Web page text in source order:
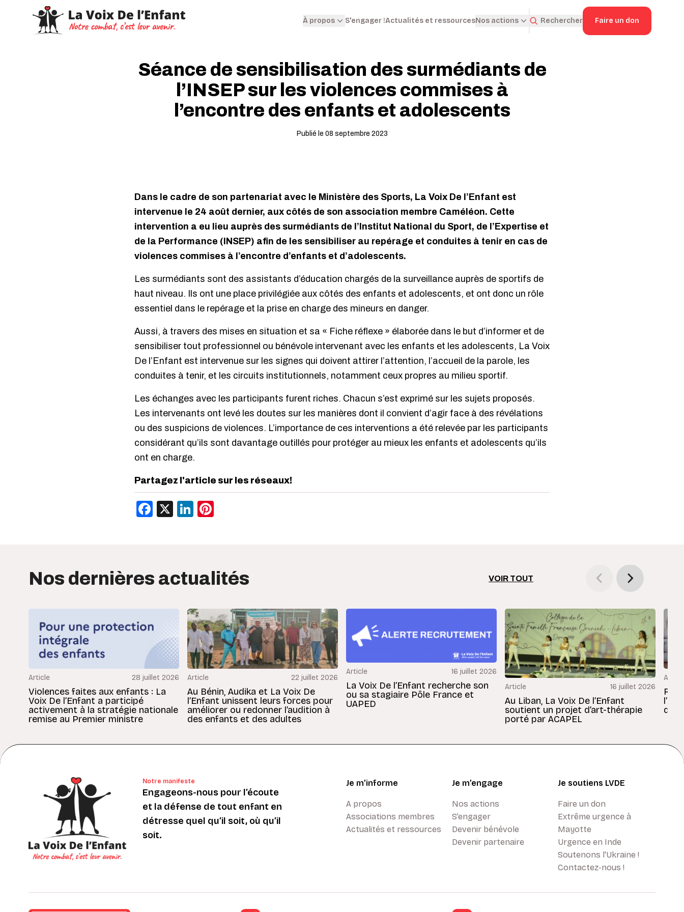
À propos S'engager !Actualités et ressourcesNos actions Rechercher Faire un don
Séance de sensibilisation des surmédiants de
l’INSEP sur les violences commises à
l’encontre des enfants et adolescents
Publié le 08 septembre 2023
Dans le cadre de son partenariat avec le Ministère des Sports, La Voix De l’Enfant est
intervenue le 24 août dernier, aux côtés de son association membre Caméléon. Cette
intervention a eu lieu auprès des surmédiants de l’Institut National du Sport, de l’Expertise et
de la Performance (INSEP) afin de les sensibiliser au repérage et conduites à tenir en cas de
violences commises à l’encontre d’enfants et d’adolescents.
Les surmédiants sont des assistants d’éducation chargés de la surveillance auprès de sportifs de
haut niveau. Ils ont une place privilégiée aux côtés des enfants et adolescents, et ont donc un rôle
essentiel dans le repérage et la prise en charge des mineurs en danger.
Aussi, à travers des mises en situation et sa « Fiche réflexe » élaborée dans le but d’informer et de
sensibiliser tout professionnel ou bénévole intervenant avec les enfants et les adolescents, La Voix
De l’Enfant est intervenue sur les signes qui doivent attirer l’attention, l’accueil de la parole, les
conduites à tenir, et les circuits institutionnels, notamment ceux propres au milieu sportif.
Les échanges avec les participants furent riches. Chacun s’est exprimé sur les sujets proposés.
Les intervenants ont levé les doutes sur les manières dont il convient d’agir face à des révélations
ou des suspicions de violences. L’importance de ces interventions a été relevée par les participants
considérant qu’ils sont davantage outillés pour protéger au mieux les enfants et adolescents qu’ils
ont en charge.
Partagez l'article sur les réseaux!
Facebook
X LinkedIn
Nos dernières actualités VOIR TOUT
Article 28 juillet 2026
Violences faites aux enfants : La
Voix De l’Enfant a participé
activement à la stratégie nationale
remise au Premier ministre
Article 22 juillet 2026
Au Bénin, Audika et La Voix De
l’Enfant unissent leurs forces pour
améliorer ou redonner l’audition à
des enfants et des adultes
Article 16 juillet 2026
La Voix De l’Enfant recherche son
ou sa stagiaire Pôle France et
UAPED
Article 16 juillet 2026
Au Liban, La Voix De l’Enfant
soutient un projet d’art-thérapie
porté par ACAPEL
Notre manifeste
Engageons-nous pour l’écoute
et la défense de tout enfant en
détresse quel qu’il soit, où qu’il
soit.
Je m’informe
A propos
Associations membres
Actualités et ressources
Je m’engage
Nos actions
S’engager
Devenir bénévole
Devenir partenaire
Je soutiens LVDE
Faire un don
Extrême urgence à
Mayotte
Urgence en Inde
Soutenons l'Ukraine !
Contactez-nous !